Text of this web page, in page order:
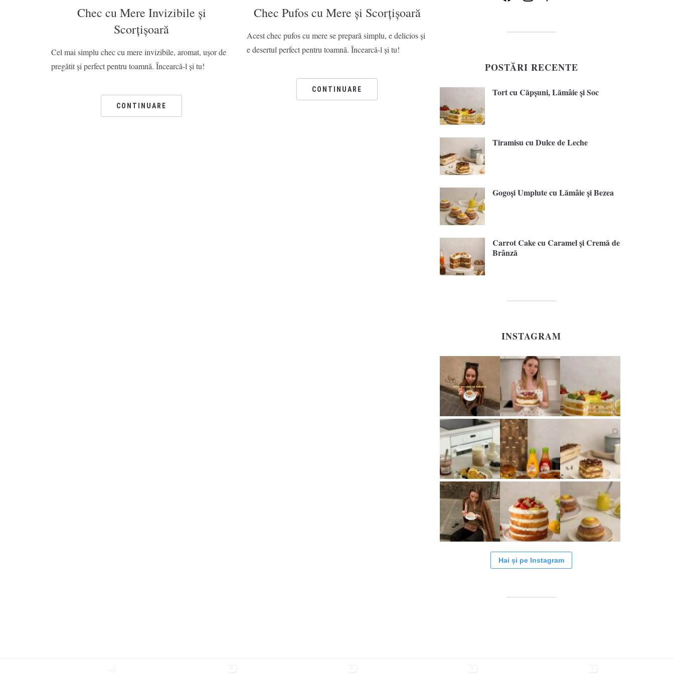
Chec cu Mere Invizibile și
Scorțișoară
Cel mai simplu chec cu mere invizibile, aromat, ușor de
pregătit și perfect pentru toamnă. Încearcă-l și tu!
CONTINUARE
Chec Pufos cu Mere și Scorțișoară
Acest chec pufos cu mere se prepară simplu, e delicios și
e desertul perfect pentru toamnă. Încearcă-l și tu!
CONTINUARE
POSTĂRI RECENTE
Tort cu Căpșuni, Lămâie și Soc
Tiramisu cu Dulce de Leche
Gogoși Umplute cu Lămâie și Bezea
Carrot Cake cu Caramel și Cremă de
Brânză
INSTAGRAM
Hai și pe Instagram